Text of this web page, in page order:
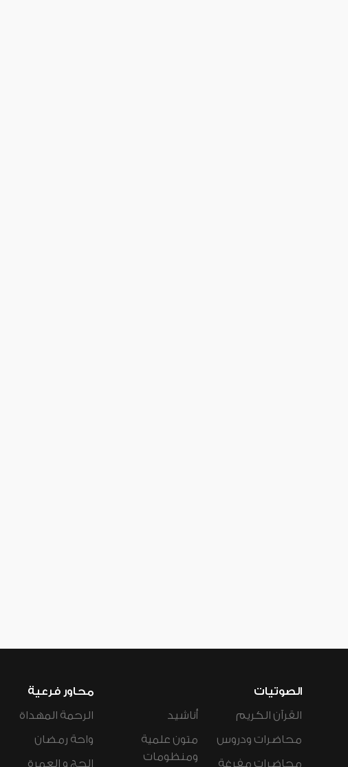
الصوتيات
القرآن الكريم
محاضرات ودروس
محاضرات مفرغة
أناشيد
متون علمية
ومنظومات
محاور فرعية
الرحمة المهداة
واحة رمضان
الحج و العمرة